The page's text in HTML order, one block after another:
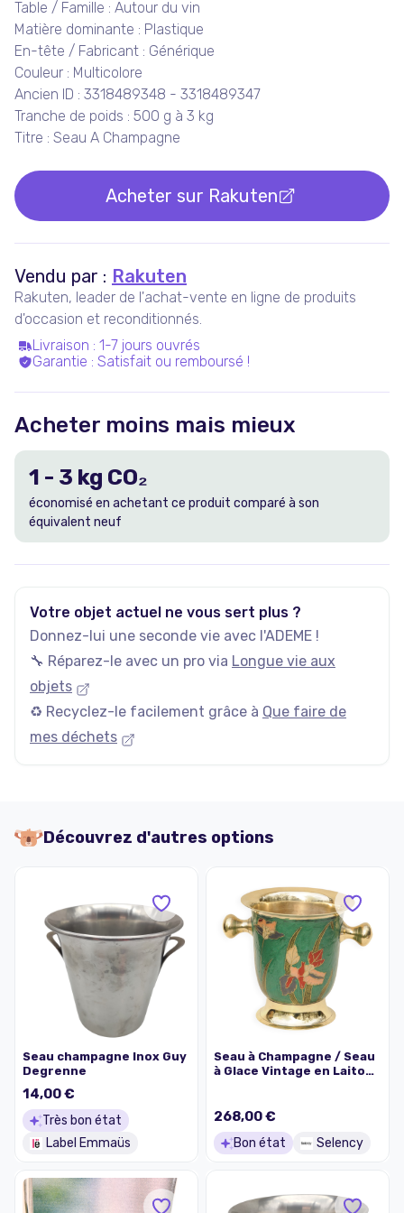
Table / Famille : Autour du vin
Matière dominante : Plastique
En-tête / Fabricant : Générique
Couleur : Multicolore
Ancien ID : 3318489348 - 3318489347
Tranche de poids : 500 g à 3 kg
Titre : Seau A Champagne
Acheter sur Rakuten
Vendu par : Rakuten
Rakuten, leader de l'achat-vente en ligne de produits
d'occasion et reconditionnés.
Livraison : 1-7 jours ouvrés
Garantie : Satisfait ou remboursé !
Acheter moins mais mieux
1 - 3 kg CO₂
économisé en achetant ce produit comparé à son
équivalent neuf
Votre objet actuel ne vous sert plus ?
Donnez-lui une seconde vie avec l'ADEME !
🔧 Réparez-le avec un pro via Longue vie aux
objets
♻️ Recyclez-le facilement grâce à Que faire de
mes déchets
Découvrez d'autres options
Seau champagne Inox Guy
Degrenne
14,00 €
Très bon état
Label Emmaüs
Seau à Champagne / Seau
à Glace Vintage en Laiton
268,00 €
Bon état Selency